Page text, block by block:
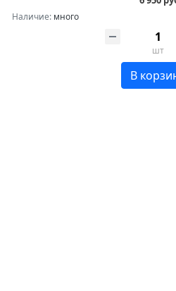
Наличие: много
шт
В